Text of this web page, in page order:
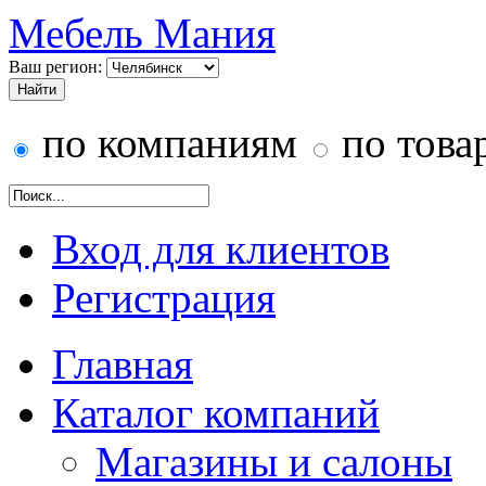
Мебель Мания
Ваш регион:
по компаниям по
Вход для клиентов
Регистрация
Главная
Каталог компаний
Магазины и салоны